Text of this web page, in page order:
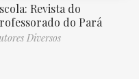
Revista do
do Pará
Diversos